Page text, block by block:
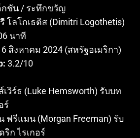
ชัน / ระทึกขวัญ
โลโกเธติส (Dimitri Logothetis)
นาที
สิงหาคม 2024 (สหรัฐอเมริกา)
3.2/10
เวิร์ธ (Luke Hemsworth) รับบท
ร์
ฟรีแมน (Morgan Freeman) รับ
ริก ไรเกอร์